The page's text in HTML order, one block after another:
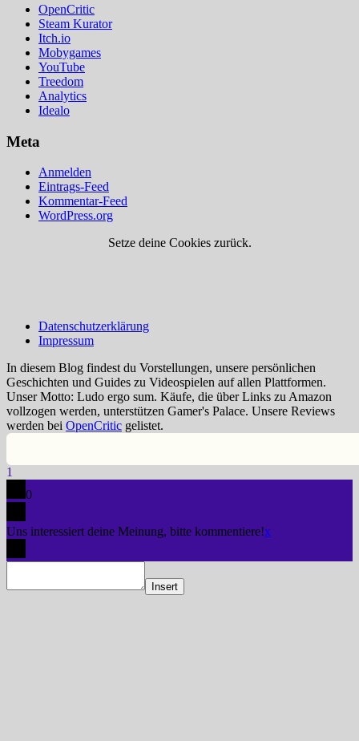
OpenCritic
Steam Kurator
Itch.io
Mobygames
YouTube
Treedom
Analytics
Idealo
Meta
Anmelden
Eintrags-Feed
Kommentar-Feed
WordPress.org
Setze deine Cookies zurück.
Datenschutzerklärung
Impressum
In diesem Blog findest du Vorstellungen, unsere persönlichen
Geschichten und Guides zu Videospielen auf allen Plattformen.
Unser Motto: Ludo ergo sum. Käufe, die über Links zu Amazon
vollzogen werden, unterstützen Gamer's Palace. Unsere Reviews
werden bei OpenCritic gelistet.
1
0
Uns interessiert deine Meinung, bitte kommentiere!x
Insert